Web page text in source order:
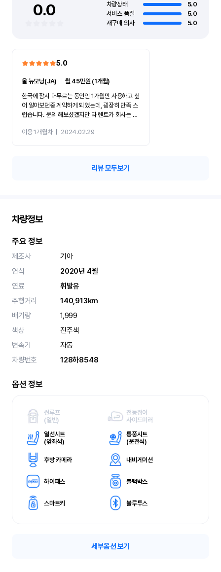
0.0 차량상태
5.0
서비스 품질
5.0
재구매 의사
5.0
5.0
올 뉴모닝(JA)
월 45만원 (1개월)
한국에 잠시 머무르는 동안인 1개월만 사용하고 싶
어 알아보던중 계약하게 되었는데, 굉장히 만족 스
럽습니다. 문의 해보셨겠지만 타 렌트카 회사는 일
안해주는 곳이 대부분인데 반에 여기 업체는 5분
이용 1개월차ㅣ 2024.02.29
리뷰 모두보기
차량정보
주요 정보
제조사
기아
연식
2020년 4월
연료
휘발유
주행거리
140,913km
배기량
1,999
색상
진주색
변속기
자동
차량번호
128하8548
옵션 정보
썬루프
(일반)
전동접이
사이드미러
열선시트
(앞좌석)
통풍시트
(운전석)
후방 카메라 내비게이션
하이패스 블랙박스
스마트키 블루투스
세부옵션 보기